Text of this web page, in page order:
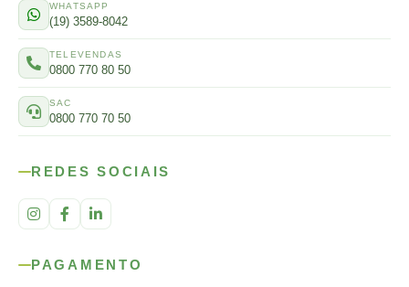
WHATSAPP
(19) 3589-8042
TELEVENDAS
0800 770 80 50
SAC
0800 770 70 50
REDES SOCIAIS
PAGAMENTO